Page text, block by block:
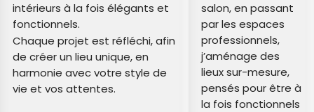
intérieurs à la fois élégants et
fonctionnels.
Chaque projet est réfléchi, afin
de créer un lieu unique, en
harmonie avec votre style de
vie et vos attentes.
salon, en passant
par les espaces
professionnels,
j’aménage des
lieux sur-mesure,
pensés pour être à
la fois fonctionnels